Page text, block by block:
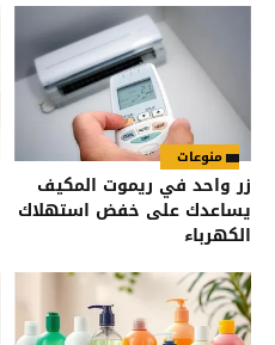
منوعات
زر واحد في ريموت المكيف
يساعدك على خفض استهلاك
الكهرباء